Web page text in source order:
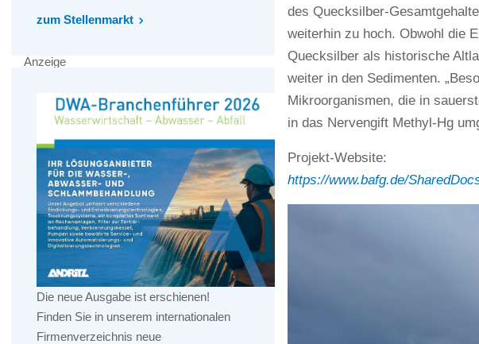
des Quecksilber-
weiterhin zu hoch. Obwohl die
Quecksilber als historische
weiter in den Sedimenten.
Mikroorganismen, die in
in das Nervengift Methyl-Hg
Projekt-Website:
https://www.bafg.de/
zum Stellenmarkt
Anzeige
Die neue Ausgabe ist erschienen!
Finden Sie in unserem internationalen
Firmenverzeichnis neue